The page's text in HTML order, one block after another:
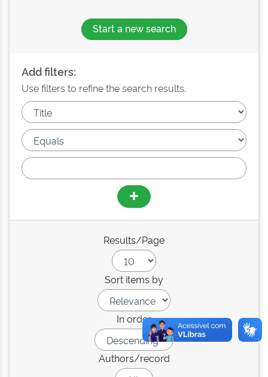
Start a new search
Add filters:
Use filters to refine the search results.
Results/Page
Sort items by
In order
Authors/record